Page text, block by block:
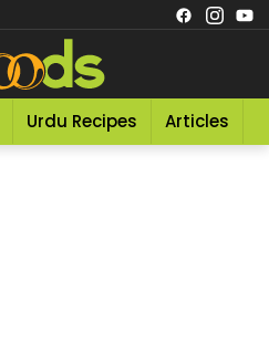
Urdu Recipes Articles